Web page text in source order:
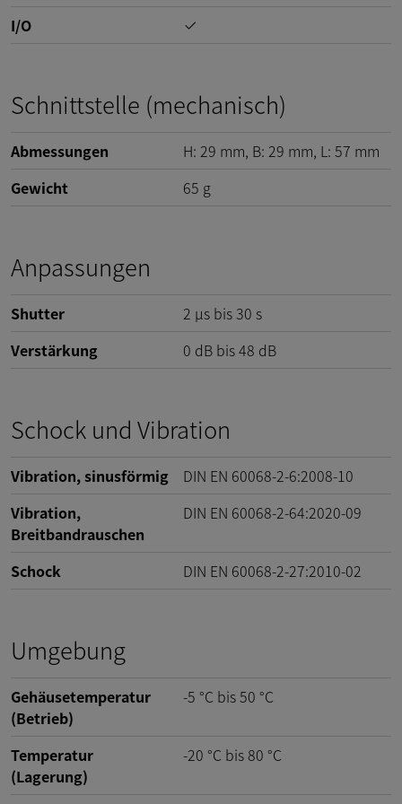
I/O
Schnittstelle (mechanisch)
Abmessungen H: 29 mm, B: 29 mm, L: 57 mm
Gewicht
65 g
Anpassungen
Shutter
2 µs bis 30 s
Verstärkung
0 dB bis48 dB
Schock und Vibration
Vibration, sinusförmig
DIN EN 60068-2-6:2008-10
Vibration,
Breitbandrauschen
DIN EN 60068-2-64:2020-09
Schock DIN EN 60068-2-27:2010-02
Umgebung
Gehäusetemperatur
(Betrieb)
-5 °C bis50 °C
Temperatur
(Lagerung)
-20 °C bis80 °C